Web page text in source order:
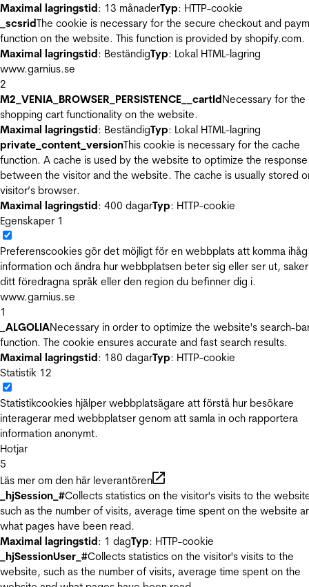
Maximal lagringstid: 13 månaderTyp: HTTP-cookie
_scsridThe cookie is necessary for the secure checkout and
function on the website. This function is provided by shopify.com.
Maximal lagringstid: BeständigTyp: Lokal HTML-lagring
www.garnius.se
2
M2_VENIA_BROWSER_PERSISTENCE__cartIdNecessary for the
shopping cart functionality on the website.
Maximal lagringstid: BeständigTyp: Lokal HTML-lagring
private_content_versionThis cookie is necessary for the cache
function. A cache is used by the website to optimize the
between the visitor and the website. The cache is usually stored
visitor’s browser.
Maximal lagringstid: 400 dagarTyp: HTTP-cookie
Egenskaper 1
Preferenscookies gör det möjligt för en webbplats att komma ihåg
information och ändra hur webbplatsen beter sig eller ser ut,
ditt föredragna språk eller den region du befinner dig i.
www.garnius.se
1
_ALGOLIANecessary in order to optimize the website's search-
function. The cookie ensures accurate and fast search results.
Maximal lagringstid: 180 dagarTyp: HTTP-cookie
Statistik 12
Statistikcookies hjälper webbplatsägare att förstå hur besökare
interagerar med webbplatser genom att samla in och rapportera
information anonymt.
Hotjar
5
Läs mer om den här leverantören
_hjSession_#Collects statistics on the visitor's visits to the
such as the number of visits, average time spent on the website
what pages have been read.
Maximal lagringstid: 1 dagTyp: HTTP-cookie
_hjSessionUser_#Collects statistics on the visitor's visits to the
website, such as the number of visits, average time spent on the